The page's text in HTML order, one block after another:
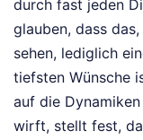
durch fast jeden
glauben, dass
sehen, lediglich
tiefsten Wünsche
auf die
wirft, stellt fest,